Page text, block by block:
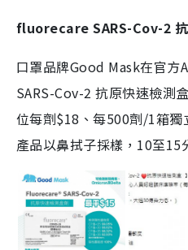
fluorecare SARS-Cov-2 抗
口罩品牌Good Mask在官
SARS-Cov-2 抗原快速檢測
位每劑$18、每500劑/1箱獨
產品以鼻拭子採樣，10至15